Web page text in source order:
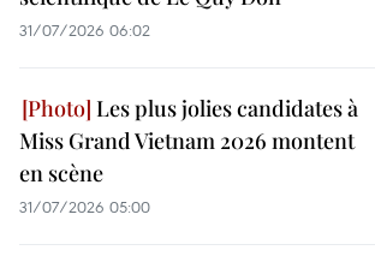
31/07/2026 06:02
Les plus jolies candidates à
Miss Grand Vietnam 2026 montent
en scène
31/07/2026 05:00